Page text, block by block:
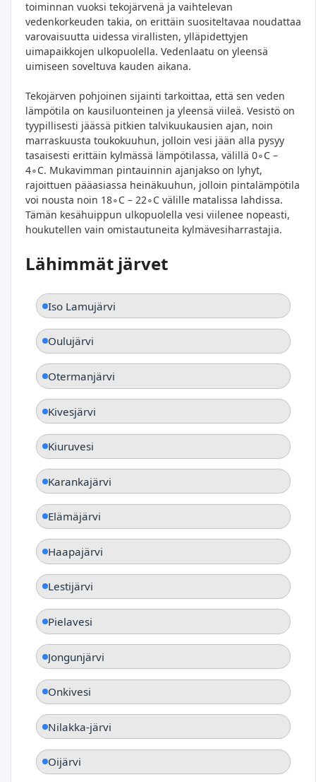
toiminnan vuoksi tekojärvenä ja vaihtelevan
vedenkorkeuden takia, on erittäin suositeltavaa noudattaa
varovaisuutta uidessa virallisten, ylläpidettyjen
uimapaikkojen ulkopuolella. Vedenlaatu on yleensä
uimiseen soveltuva kauden aikana.
Tekojärven pohjoinen sijainti tarkoittaa, että sen veden
lämpötila on kausiluonteinen ja yleensä viileä. Vesistö on
tyypillisesti jäässä pitkien talvikuukausien ajan, noin
marraskuusta toukokuuhun, jolloin vesi jään alla pysyy
tasaisesti erittäin kylmässä lämpötilassa, välillä 0∘C –
4∘C. Mukavimman pintauinnin ajanjakso on lyhyt,
rajoittuen pääasiassa heinäkuuhun, jolloin pintalämpötila
voi nousta noin 18∘C – 22∘C välille matalissa lahdissa.
Tämän kesähuippun ulkopuolella vesi viilenee nopeasti,
houkutellen vain omistautuneita kylmävesiharrastajia.
Lähimmät järvet
Iso Lamujärvi
Oulujärvi
Otermanjärvi
Kivesjärvi
Kiuruvesi
Karankajärvi
Elämäjärvi
Haapajärvi
Lestijärvi
Pielavesi
Jongunjärvi
Onkivesi
Nilakka-järvi
Oijärvi